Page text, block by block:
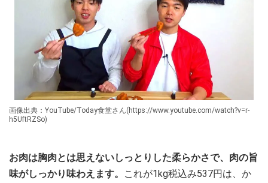
画像出典：YouTube/Today食堂さん(https://www.youtube.com/watch?v=r-
h5UftRZSo)
お肉は胸肉とは思えないしっとりした柔らかさで、肉の旨
味がしっかり味わえます。
これが1kg税込み537円は、か